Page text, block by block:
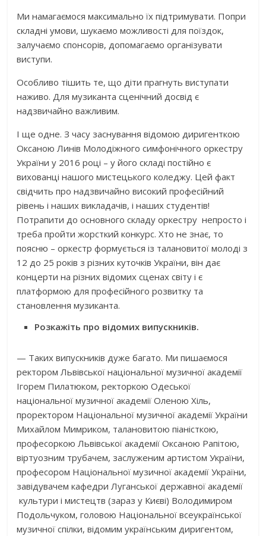
Ми намагаємося максимально їх підтримувати. Попри
складні умови, шукаємо можливості для поїздок,
залучаємо спонсорів, допомагаємо організувати
виступи.
Особливо тішить те, що діти прагнуть виступати
наживо. Для музиканта сценічний досвід є
надзвичайно важливим.
І ще одне. З часу заснування відомою диригенткою
Оксаною Линів Молодіжного симфонічного оркестру
України у 2016 році – у його складі постійно є
вихованці нашого мистецького коледжу. Цей факт
свідчить про надзвичайно високий професійний
рівень і наших викладачів, і наших студентів!
Потрапити до основного складу оркестру непросто і
треба пройти жорсткий конкурс. Хто не знає, то
поясню – оркестр формується із талановитої молоді з
12 до 25 років з різних куточків України, він дає
концерти на різних відомих сценах світу і є
платформою для професійного розвитку та
становлення музиканта.
Розкажіть про відомих випускників.
— Таких випускників дуже багато. Ми пишаємося
ректором Львівської національної музичної академії
Ігорем Пилатюком, ректоркою Одеської
національної музичної академії Оленою Хіль,
проректором Національної музичної академії України
Михайлом Мимриком, талановитою піаністкою,
професоркою Львівської академії Оксаною Рапітою,
віртуозним трубачем, заслуженим артистом України,
професором Національної музичної академії України,
завідувачем кафедри Луганської державної академії
культури і мистецтв (зараз у Києві) Володимиром
Подольчуком, головою Національної всеукраїнської
музичної спілки, відомим українським диригентом,